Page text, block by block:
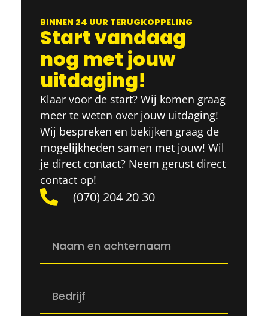
BINNEN 24 UUR TERUGKOPPELING
Start vandaag
nog met jouw
uitdaging!
Klaar voor de start? Wij komen graag
meer te weten over jouw uitdaging!
Wij bespreken en bekijken graag de
mogelijkheden samen met jouw! Wil
je direct contact? Neem gerust direct
contact op!
(070) 204 20 30